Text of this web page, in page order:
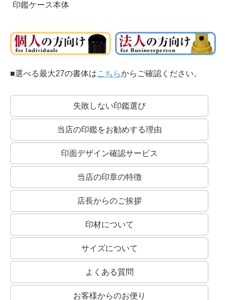
印鑑ケース本体
■選べる最大27の書体はこちらからご確認ください。
失敗しない印鑑選び
当店の印鑑をお勧めする理由
印面デザイン確認サービス
当店の印章の特徴
店長からのご挨拶
印材について
サイズについて
よくある質問
お客様からのお便り